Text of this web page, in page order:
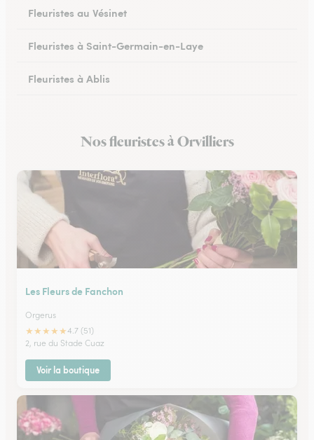
Fleuristes au Vésinet
Fleuristes à Saint-Germain-en-Laye
Fleuristes à Ablis
Fleuristes à Villepreux
Nos fleuristes à Orvilliers
Les Fleurs de Fanchon
Orgerus
★★★★★4.7 (51)
2, rue du Stade Cuaz
Voir la boutique